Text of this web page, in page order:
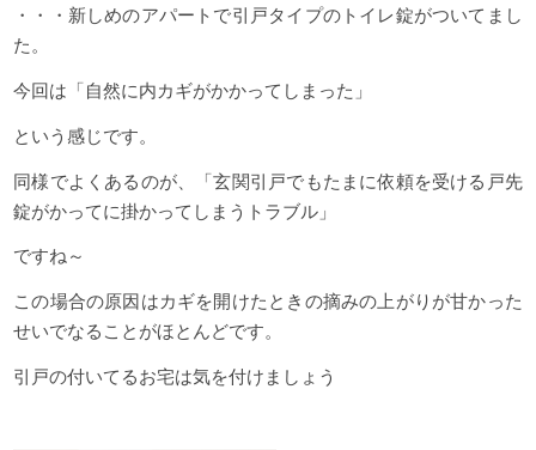
・・・新しめのアパートで引戸タイプのトイレ錠がついてまし
た。
今回は「自然に内カギがかかってしまった」
という感じです。
同様でよくあるのが、「玄関引戸でもたまに依頼を受ける戸先
錠がかってに掛かってしまうトラブル」
ですね～
この場合の原因はカギを開けたときの摘みの上がりが甘かった
せいでなることがほとんどです。
引戸の付いてるお宅は気を付けましょう